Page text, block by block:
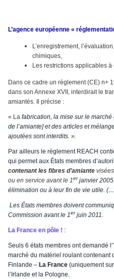
L’agence européenne «
L’enregistrement,
chimiques,
Les restrictions applicables à
Dans ce cadre un règlement (CE) n+
dans son Annexe XVII, interdirait le
amiantés. Il précise :
« La fabrication, la mise sur le
de l’amiante] et des articles et
ajoutées sont interdits. ».
Par ailleurs le règlement REACH
qui permet aux États membres
contenant les fibres d’amiante
ou en service avant le 1er janvier 2005
élimination ou à leur fin de vie utile.
Les États membres doivent
Commission avant le 1er juin 2011.
La France en pôle ! :
Seuls 6 états membres ont demandé
marché du matériel roulant contenant
Finlande – La France (uniquement
l’Irlande et la Pologne.